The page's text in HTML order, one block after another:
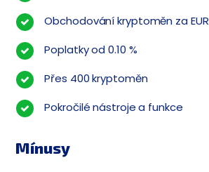
Obchodování kryptoměn za EUR
Poplatky od 0.10 %
Přes 400 kryptoměn
Pokročilé nástroje a funkce
Mínusy